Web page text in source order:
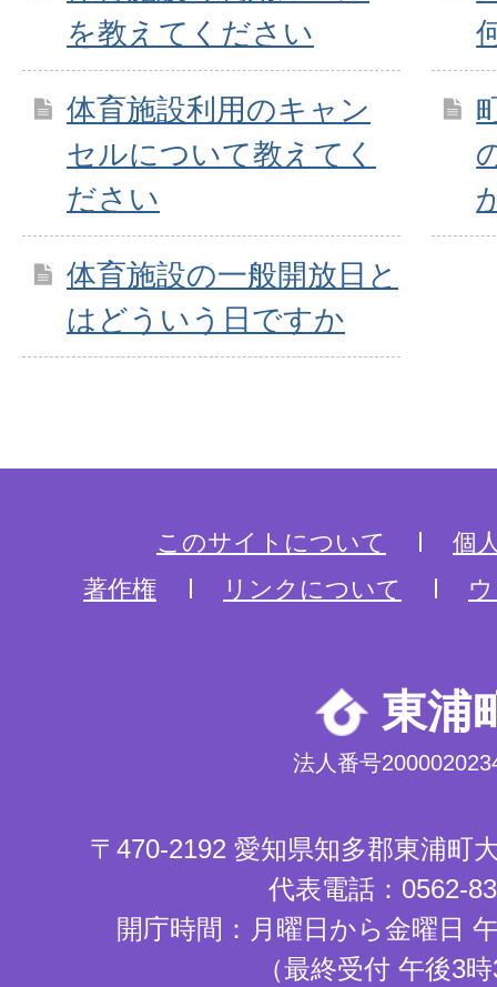
を教えてください
体育施設利用のキャン
セルについて教えてく
ださい
体育施設の一般開放日と
はどういう日ですか
このサイトについて
個
著作権
リンクについて
東浦
法人番号
〒470-2192 愛知県知多郡東浦町
代表電話：0562-
開庁時間：月曜日から金曜日
（最終受付 午後3